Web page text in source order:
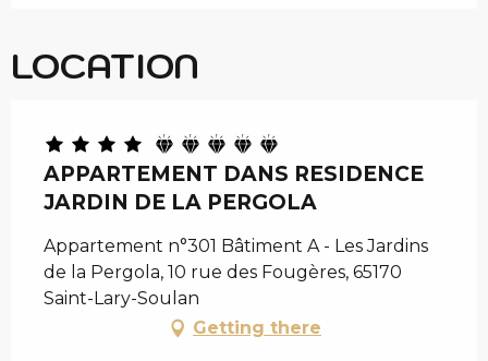
LOCATION
APPARTEMENT DANS RESIDENCE
JARDIN DE LA PERGOLA
Appartement n°301 Bâtiment A - Les Jardins
de la Pergola, 10 rue des Fougères, 65170
Saint-Lary-Soulan
Getting there